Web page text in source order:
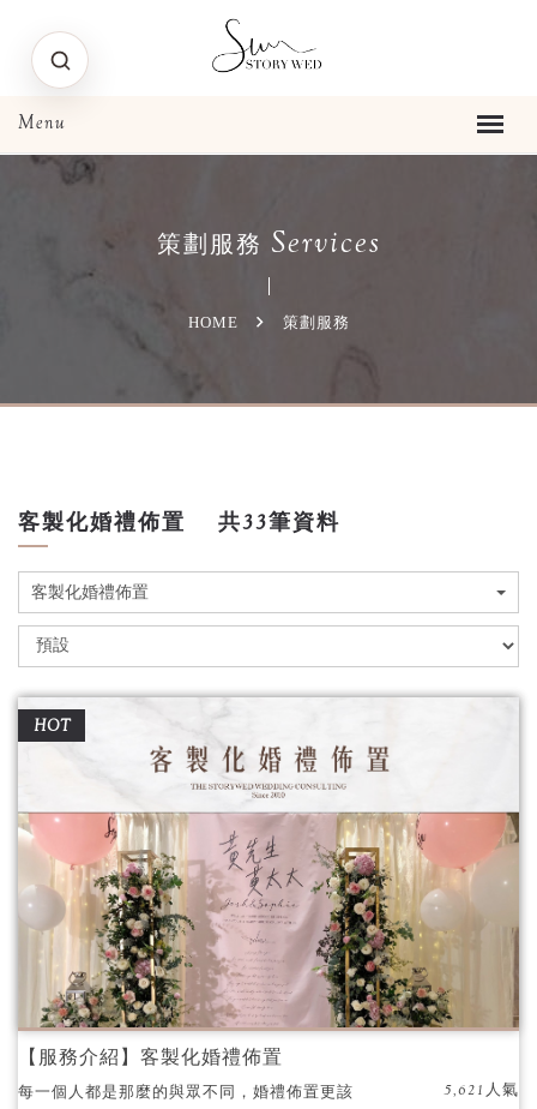
策劃服務 Services
HOME 策劃服務
客製化婚禮佈置 共33筆資料
客製化婚禮佈置
HOT
【服務介紹】客製化婚禮佈置
每一個人都是那麼的與眾不同，婚禮佈置更該
5,621人氣